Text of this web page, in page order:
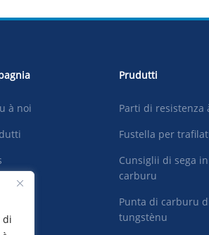
à noi
Prudutti
Parti di resistenza
Fustella per
Cunsiglii di sega in
carburu
Punta di carburu
tungstènu
di